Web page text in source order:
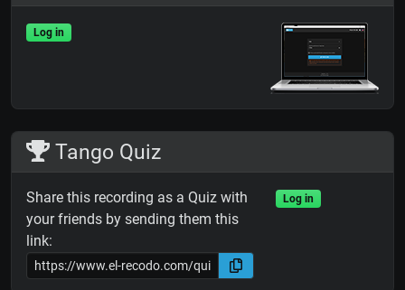
Log in
Tango Quiz
Share this recording as a Quiz with
your friends by sending them this
link:
Log in